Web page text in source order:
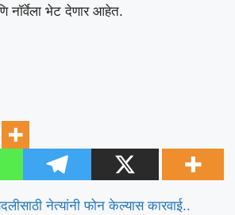
नॉर्वेला भेट देणार आहेत.
नेत्यांनी फोन केल्यास कारवाई..